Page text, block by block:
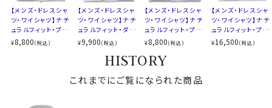
●ポケット無し
ドレッシーで洗練されたスマートシャツスタイル。
欧米ではドレスシャツの標準であるポケットなしにて生
カフス
ダブルカフス
衿高
前3.0cm 後4.3cm
サイズＣ
S-37～LL-43・3L-45･4L-47cm
トールM-88・L-90・LL-90cm
全１２サイズ
ナチュラルフィット
中国
【メンズ・ドレスシャ
ツ・ワイシャツ】ナチ
ュラルフィット・プレ
ミアムコットン・ダブ
ルカフス・形態安定・
¥8,800(税込)
【メンズ・ドレスシャ
ツ・ワイシャツ】ナチ
ュラルフィット・ダブ
ルカフス・プレミアム
コットン・120番手
双糸・イージーケ
ア・ホリゾンタルカラ
ー・カッタウェイ・ポ
¥9,900(税込)
【メンズ・ドレスシャ
ツ・ワイシャツ】ナチ
ュラルフィット・プレ
ミアムコットン・ダブ
ルカフス・形態安定・
ホリゾンタルカラ
ー・カッタウェイ・ポ
ケット無し
¥8,800(税込)
【メンズ・ドレスシャ
ツ・ワイシャツ】ナチ
ュラルフィット・プレ
ミアムコットン・120
番手双糸・イタリア
¥16,500(税込)
HISTORY
これまでにご覧になられた商品